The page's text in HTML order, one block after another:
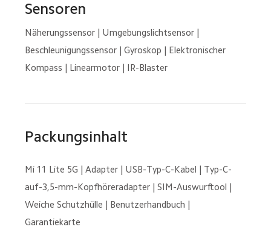
Sensoren
Näherungssensor | Umgebungslichtsensor |
Beschleunigungssensor | Gyroskop | Elektronischer
Kompass | Linearmotor | IR-Blaster
Packungsinhalt
Mi 11 Lite 5G | Adapter | USB-Typ-C-Kabel | Typ-C-
auf-3,5-mm-Kopfhöreradapter | SIM-Auswurftool |
Weiche Schutzhülle | Benutzerhandbuch |
Garantiekarte